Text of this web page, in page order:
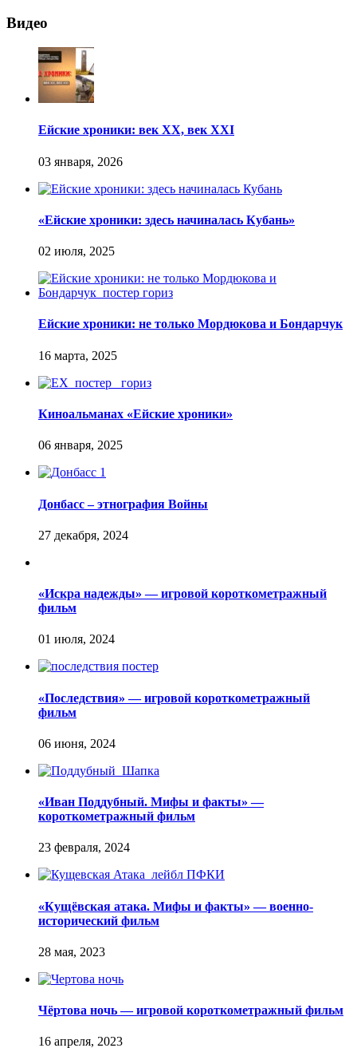
Видео
Ейские хроники: век XX, век XXI
«Ейские хроники: здесь начиналась Кубань»
Ейские хроники: не только Мордюкова и Бондарчук
Киноальманах «Ейские хроники»
Донбасс – этнография Войны
«Искра надежды» — игровой короткометражный
фильм
«Последствия» — игровой короткометражный
фильм
«Иван Поддубный. Мифы и факты» —
короткометражный фильм
«Кущёвская атака. Мифы и факты» — военно-
исторический фильм
Чёртова ночь — игровой короткометражный фильм